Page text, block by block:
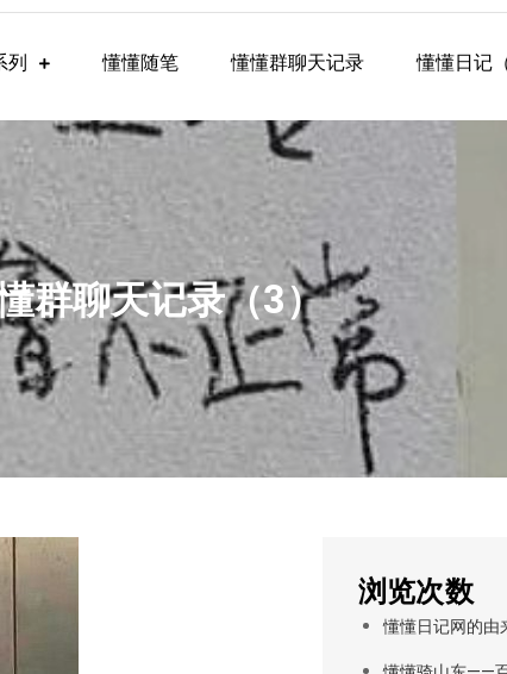
列 懂懂随笔 懂懂群聊天记录 懂懂日记
群聊天记录（3）
浏览次数
懂懂日记网的由